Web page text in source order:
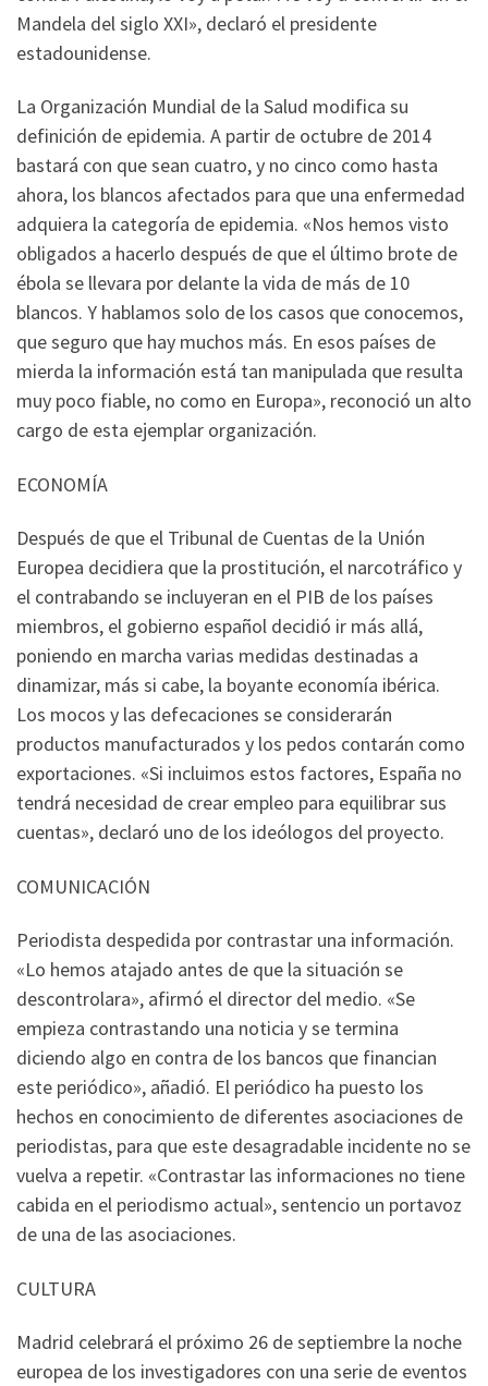
Mandela del siglo XXI», declaró el presidente
estadounidense.
La Organización Mundial de la Salud modifica su
definición de epidemia. A partir de octubre de 2014
bastará con que sean cuatro, y no cinco como hasta
ahora, los blancos afectados para que una enfermedad
adquiera la categoría de epidemia. «Nos hemos visto
obligados a hacerlo después de que el último brote de
ébola se llevara por delante la vida de más de 10
blancos. Y hablamos solo de los casos que conocemos,
que seguro que hay muchos más. En esos países de
mierda la información está tan manipulada que resulta
muy poco fiable, no como en Europa», reconoció un alto
cargo de esta ejemplar organización.
ECONOMÍA
Después de que el Tribunal de Cuentas de la Unión
Europea decidiera que la prostitución, el narcotráfico y
el contrabando se incluyeran en el PIB de los países
miembros, el gobierno español decidió ir más allá,
poniendo en marcha varias medidas destinadas a
dinamizar, más si cabe, la boyante economía ibérica.
Los mocos y las defecaciones se considerarán
productos manufacturados y los pedos contarán como
exportaciones. «Si incluimos estos factores, España no
tendrá necesidad de crear empleo para equilibrar sus
cuentas», declaró uno de los ideólogos del proyecto.
COMUNICACIÓN
Periodista despedida por contrastar una información.
«Lo hemos atajado antes de que la situación se
descontrolara», afirmó el director del medio. «Se
empieza contrastando una noticia y se termina
diciendo algo en contra de los bancos que financian
este periódico», añadió. El periódico ha puesto los
hechos en conocimiento de diferentes asociaciones de
periodistas, para que este desagradable incidente no se
vuelva a repetir. «Contrastar las informaciones no tiene
cabida en el periodismo actual», sentencio un portavoz
de una de las asociaciones.
CULTURA
Madrid celebrará el próximo 26 de septiembre la noche
europea de los investigadores con una serie de eventos